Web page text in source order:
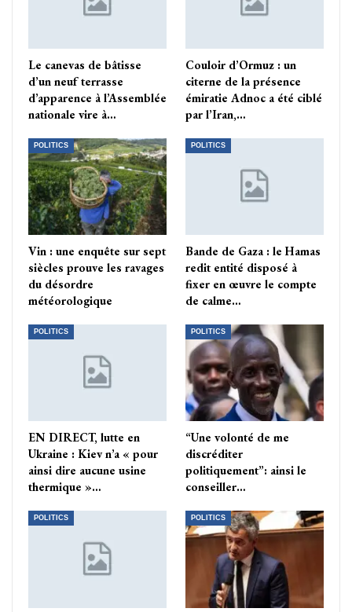
Le canevas de bâtisse
d’un neuf terrasse
d’apparence à l’Assemblée
nationale vire à…
Couloir d’Ormuz : un
citerne de la présence
émiratie Adnoc a été ciblé
par l’Iran,…
POLITICS
Vin : une enquête sur sept
siècles prouve les ravages
du désordre
météorologique
POLITICS
Bande de Gaza : le Hamas
redit entité disposé à
fixer en œuvre le compte
de calme…
POLITICS
EN DIRECT, lutte en
Ukraine : Kiev n’a « pour
ainsi dire aucune usine
thermique »…
POLITICS
“Une volonté de me
discréditer
politiquement”: ainsi le
conseiller…
POLITICS POLITICS